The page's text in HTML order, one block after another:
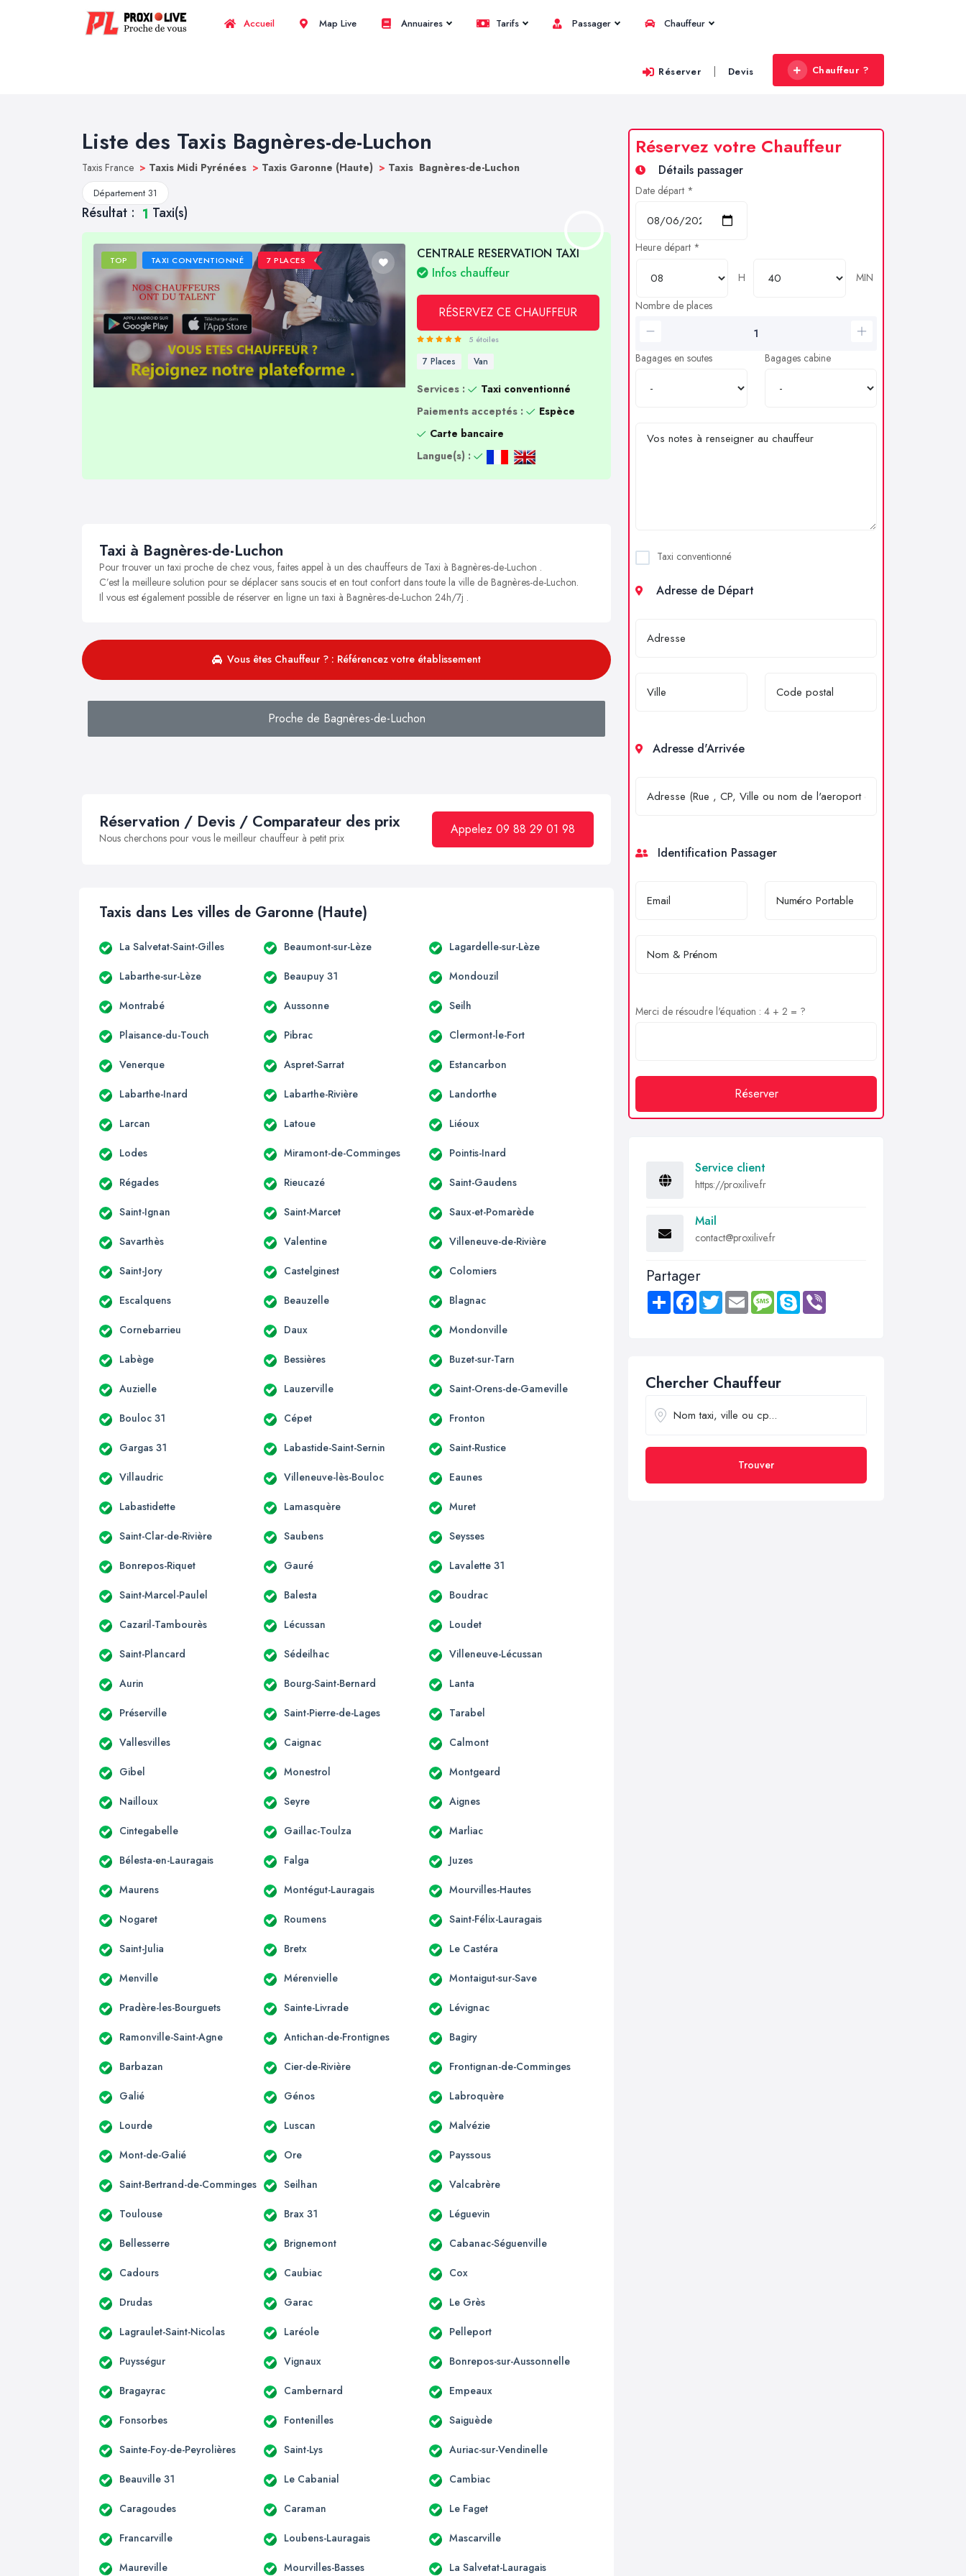
Accueil Map Live Annuaires Tarifs Passager Chauffeur
Réserver | Devis Chauffeur ?
Liste des Taxis Bagnères-de-Luchon
Taxis France > Taxis Midi Pyrénées > Taxis Garonne (Haute) > Taxis Bagnères-de-Luchon
Département 31
Résultat : 1 Taxi(s)
TOP TAXI CONVENTIONNÉ 7 PLACES
CENTRALE RESERVATION TAXI
Infos chauffeur
RÉSERVEZ CE CHAUFFEUR
5 étoiles
7 Places Van
Services :
Taxi conventionné
Paiements acceptés :
Espèce
Carte bancaire
Langue(s) :
Taxi à Bagnères-de-Luchon
Pour trouver un taxi proche de chez vous, faites appel à un des chauffeurs de Taxi à Bagnères-de-Luchon .
C’est la meilleure solution pour se déplacer sans soucis et en tout confort dans toute la ville de Bagnères-de-Luchon.
Il vous est également possible de réserver en ligne un taxi à Bagnères-de-Luchon 24h/7j .
Vous êtes Chauffeur ? : Référencez votre établissement
Proche de Bagnères-de-Luchon
Réservation / Devis / Comparateur des prix
Nous cherchons pour vous le meilleur chauffeur à petit prix
Appelez 09 88 29 01 98
Taxis dans Les villes de Garonne (Haute)
La Salvetat-Saint-Gilles Beaumont-sur-Lèze Lagardelle-sur-Lèze
Labarthe-sur-Lèze Beaupuy 31 Mondouzil
Montrabé Aussonne Seilh
Plaisance-du-Touch Pibrac Clermont-le-Fort
Venerque Aspret-Sarrat Estancarbon
Labarthe-Inard Labarthe-Rivière Landorthe
Larcan Latoue Liéoux
Lodes Miramont-de-Comminges Pointis-Inard
Régades Rieucazé Saint-Gaudens
Saint-Ignan Saint-Marcet Saux-et-Pomarède
Savarthès Valentine Villeneuve-de-Rivière
Saint-Jory Castelginest Colomiers
Escalquens Beauzelle Blagnac
Cornebarrieu Daux Mondonville
Labège Bessières Buzet-sur-Tarn
Auzielle Lauzerville Saint-Orens-de-Gameville
Bouloc 31 Cépet Fronton
Gargas 31 Labastide-Saint-Sernin Saint-Rustice
Villaudric Villeneuve-lès-Bouloc Eaunes
Labastidette Lamasquère Muret
Saint-Clar-de-Rivière Saubens Seysses
Bonrepos-Riquet Gauré Lavalette 31
Saint-Marcel-Paulel Balesta Boudrac
Cazaril-Tambourès Lécussan Loudet
Saint-Plancard Sédeilhac Villeneuve-Lécussan
Aurin Bourg-Saint-Bernard Lanta
Préserville Saint-Pierre-de-Lages Tarabel
Vallesvilles Caignac Calmont
Gibel Monestrol Montgeard
Nailloux Seyre Aignes
Cintegabelle Gaillac-Toulza Marliac
Bélesta-en-Lauragais Falga Juzes
Maurens Montégut-Lauragais Mourvilles-Hautes
Nogaret Roumens Saint-Félix-Lauragais
Saint-Julia Bretx Le Castéra
Menville Mérenvielle Montaigut-sur-Save
Pradère-les-Bourguets Sainte-Livrade Lévignac
Ramonville-Saint-Agne Antichan-de-Frontignes Bagiry
Barbazan Cier-de-Rivière Frontignan-de-Comminges
Galié Génos Labroquère
Lourde Luscan Malvézie
Mont-de-Galié Ore Payssous
Saint-Bertrand-de-Comminges Seilhan Valcabrère
Toulouse Brax 31 Léguevin
Bellesserre Brignemont Cabanac-Séguenville
Cadours Caubiac Cox
Drudas Garac Le Grès
Lagraulet-Saint-Nicolas Laréole Pelleport
Puysségur Vignaux Bonrepos-sur-Aussonnelle
Bragayrac Cambernard Empeaux
Fonsorbes Fontenilles Saiguède
Sainte-Foy-de-Peyrolières Saint-Lys Auriac-sur-Vendinelle
Beauville 31 Le Cabanial Cambiac
Caragoudes Caraman Le Faget
Francarville Loubens-Lauragais Mascarville
Maureville Mourvilles-Basses La Salvetat-Lauragais
Réservez votre Chauffeur
Détails passager
Date départ *
Heure départ *
H
MIN
Nombre de places
Bagages en soutes Bagages cabine
Taxi conventionné
Adresse de Départ
Adresse d'Arrivée
Identification Passager
Merci de résoudre l'équation : 4 + 2 = ?
Réserver
Service client
https://proxilive.fr
Mail
contact@proxilive.fr
Partager
Share FacebookTwitter Email MessageSkype
Chercher Chauffeur
Trouver